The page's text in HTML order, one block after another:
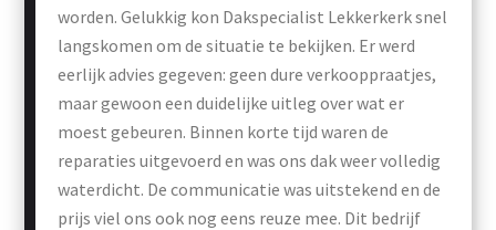
worden. Gelukkig kon Dakspecialist Lekkerkerk snel
langskomen om de situatie te bekijken. Er werd
eerlijk advies gegeven: geen dure verkooppraatjes,
maar gewoon een duidelijke uitleg over wat er
moest gebeuren. Binnen korte tijd waren de
reparaties uitgevoerd en was ons dak weer volledig
waterdicht. De communicatie was uitstekend en de
prijs viel ons ook nog eens reuze mee. Dit bedrijf